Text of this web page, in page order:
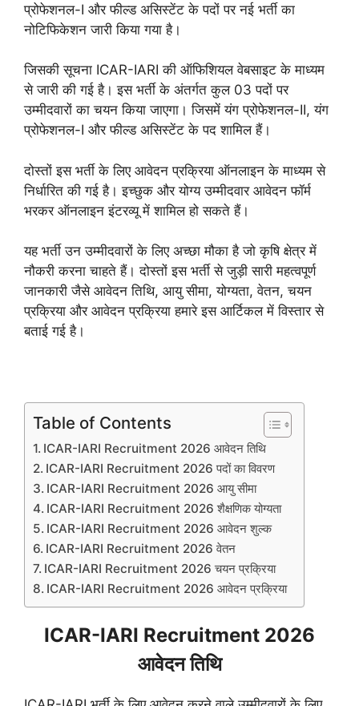
प्रोफेशनल-I और फील्ड असिस्टेंट के पदों पर नई भर्ती का
नोटिफिकेशन जारी किया गया है।
जिसकी सूचना ICAR-IARI की ऑफिशियल वेबसाइट के माध्यम
से जारी की गई है। इस भर्ती के अंतर्गत कुल 03 पदों पर
उम्मीदवारों का चयन किया जाएगा। जिसमें यंग प्रोफेशनल-II, यंग
प्रोफेशनल-I और फील्ड असिस्टेंट के पद शामिल हैं।
दोस्तों इस भर्ती के लिए आवेदन प्रक्रिया ऑनलाइन के माध्यम से
निर्धारित की गई है। इच्छुक और योग्य उम्मीदवार आवेदन फॉर्म
भरकर ऑनलाइन इंटरव्यू में शामिल हो सकते हैं।
यह भर्ती उन उम्मीदवारों के लिए अच्छा मौका है जो कृषि क्षेत्र में
नौकरी करना चाहते हैं। दोस्तों इस भर्ती से जुड़ी सारी महत्वपूर्ण
जानकारी जैसे आवेदन तिथि, आयु सीमा, योग्यता, वेतन, चयन
प्रक्रिया और आवेदन प्रक्रिया हमारे इस आर्टिकल में विस्तार से
बताई गई है।
Table of Contents
ICAR-IARI Recruitment 2026 आवेदन तिथि
ICAR-IARI Recruitment 2026 पदों का विवरण
ICAR-IARI Recruitment 2026 आयु सीमा
ICAR-IARI Recruitment 2026 शैक्षणिक योग्यता
ICAR-IARI Recruitment 2026 आवेदन शुल्क
ICAR-IARI Recruitment 2026 वेतन
ICAR-IARI Recruitment 2026 चयन प्रक्रिया
ICAR-IARI Recruitment 2026 आवेदन प्रक्रिया
ICAR-IARI Recruitment 2026
आवेदन तिथि